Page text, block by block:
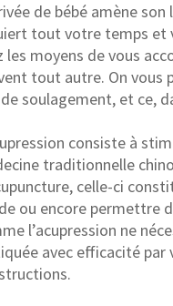
de bébé amène
tout votre temps et
les moyens de vous
tout autre. On vous
soulagement, et ce,
consiste à
traditionnelle
celle-ci
ou encore permettre
l’acupression ne
avec efficacité par